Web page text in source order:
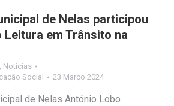
de Nelas participou
Leitura em Trânsito na
, Notícias
Social 23 Março 2024
de Nelas António Lobo